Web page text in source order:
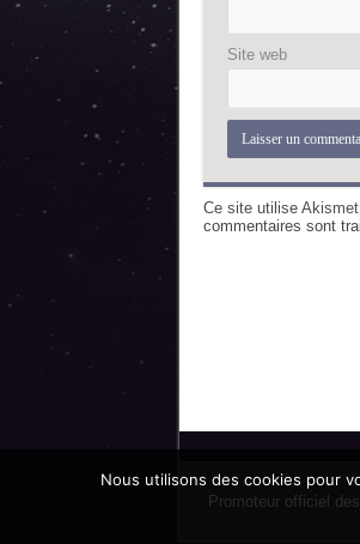
Site web
Ce site utilise
commentaires sont
Promoteur officiel
Nous utilisons des cookies pour